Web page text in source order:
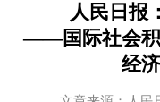
人民日报
——国际社会积
经